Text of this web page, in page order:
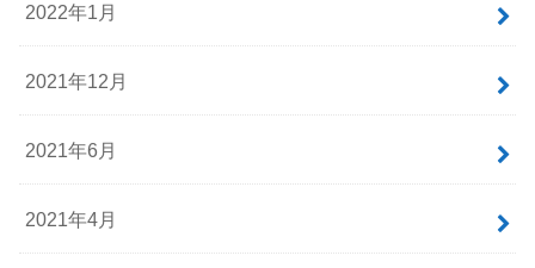
2022年1月
2021年12月
2021年6月
2021年4月